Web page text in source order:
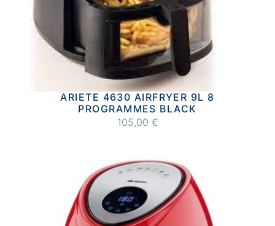
ARIETE 4630 AIRFRYER 9L 8
PROGRAMMES BLACK
105,00 €